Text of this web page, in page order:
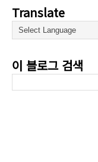
Translate
이 블로그 검색